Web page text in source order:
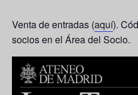
Venta de entradas (aquí).
socios en el Área del Socio.